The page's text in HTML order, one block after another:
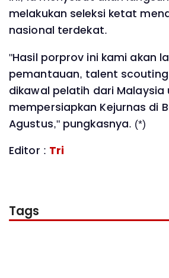
melakukan seleksi ketat
nasional terdekat.
"Hasil porprov ini kami akan
pemantauan, talent
dikawal pelatih dari Malaysia
mempersiapkan Kejurnas di
Agustus," pungkasnya. (*)
Editor : Tri
Tags